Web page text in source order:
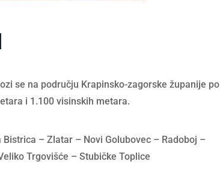
se na području Krapinsko-zagorske županije po
i 1.100 visinskih metara.
– Zlatar – Novi Golubovec – Radoboj –
Trgovišće – Stubičke Toplice